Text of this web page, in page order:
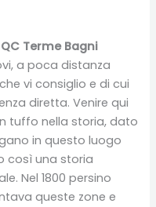
QC Terme Bagni
a poca distanza
vi consiglio e di cui
diretta. Venire qui
tuffo nella storia, dato
in questo luogo
così una storia
Nel 1800 persino
queste zone e